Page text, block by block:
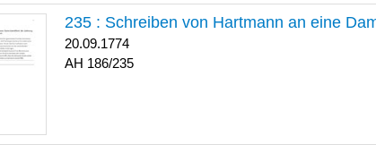
235 : Schreiben von Hartmann an eine
20.09.1774
186/235